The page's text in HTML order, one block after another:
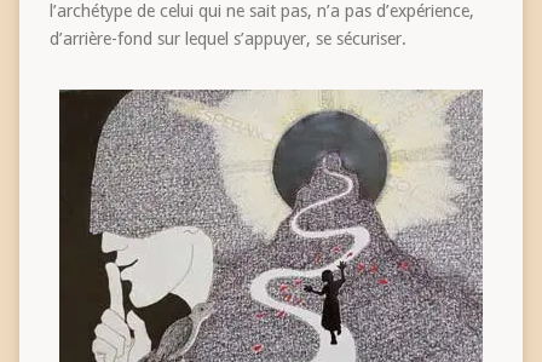
l’archétype de celui qui ne sait pas, n’a pas d’expérience,
d’arrière-fond sur lequel s’appuyer, se sécuriser.